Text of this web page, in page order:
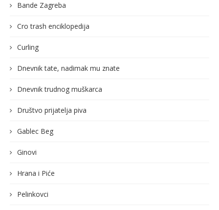
Bande Zagreba
Cro trash enciklopedija
Curling
Dnevnik tate, nadimak mu znate
Dnevnik trudnog muškarca
Društvo prijatelja piva
Gablec Beg
Ginovi
Hrana i Piće
Pelinkovci